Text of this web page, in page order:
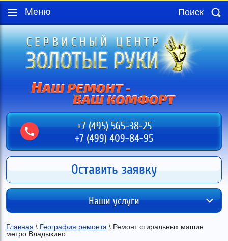
+7 (495) 565-38-25
+7 (499) 409-84-95
Оставить заявку
Меню
Наши услуги
Главная \ География ремонта \ Ремонт стиральных машин
метро Владыкино